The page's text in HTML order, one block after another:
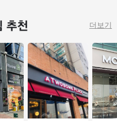
더보기